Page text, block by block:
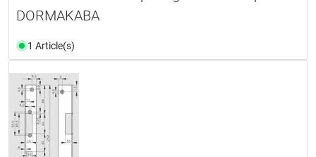
DORMAKABA
1 Article(s)